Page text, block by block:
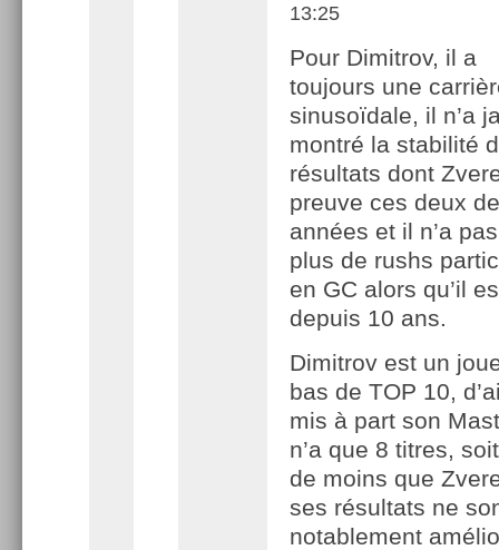
13:25
Pour Dimitrov, il a
toujours une
sinusoïdale, il n’a
montré la stabilité
résultats dont
preuve ces deux
années et il n’a
plus de rushs
en GC alors qu’il
depuis 10 ans.
Dimitrov est un
bas de TOP 10,
mis à part son
n’a que 8 titres,
de moins que
ses résultats ne
notablement